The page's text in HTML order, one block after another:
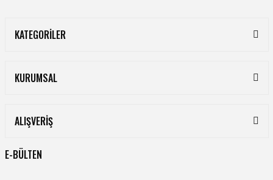
KATEGORİLER
KURUMSAL
ALIŞVERİŞ
E-BÜLTEN